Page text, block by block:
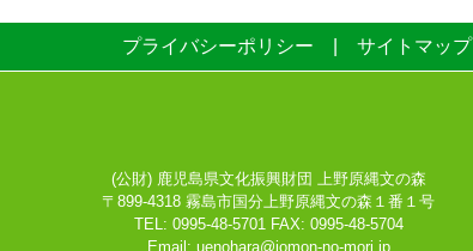
プライバシーポリシー サイトマップ
(公財) 鹿児島県文化振興財団 上野原縄文の森
〒899-4318 霧島市国分上野原縄文の森１番１号
TEL: 0995-48-5701 FAX: 0995-48-5704
Email: uenohara@jomon-no-mori.jp